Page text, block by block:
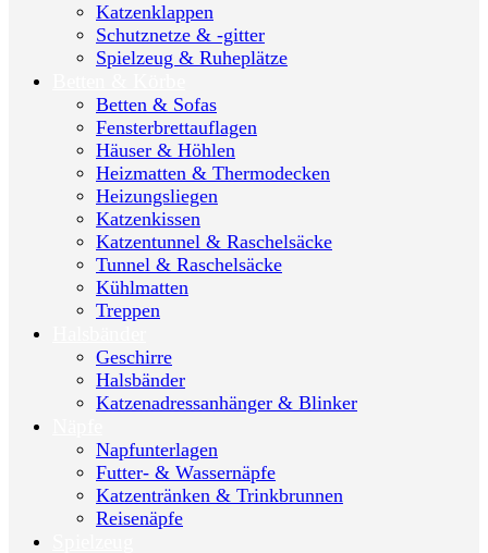
Katzenklappen
Schutznetze & -gitter
Spielzeug & Ruheplätze
Betten & Sofas
Fensterbrettauflagen
Häuser & Höhlen
Heizmatten & Thermodecken
Heizungsliegen
Katzenkissen
Katzentunnel & Raschelsäcke
Tunnel & Raschelsäcke
Kühlmatten
Treppen
Geschirre
Halsbänder
Katzenadressanhänger & Blinker
Napfunterlagen
Futter- & Wassernäpfe
Katzentränken & Trinkbrunnen
Reisenäpfe